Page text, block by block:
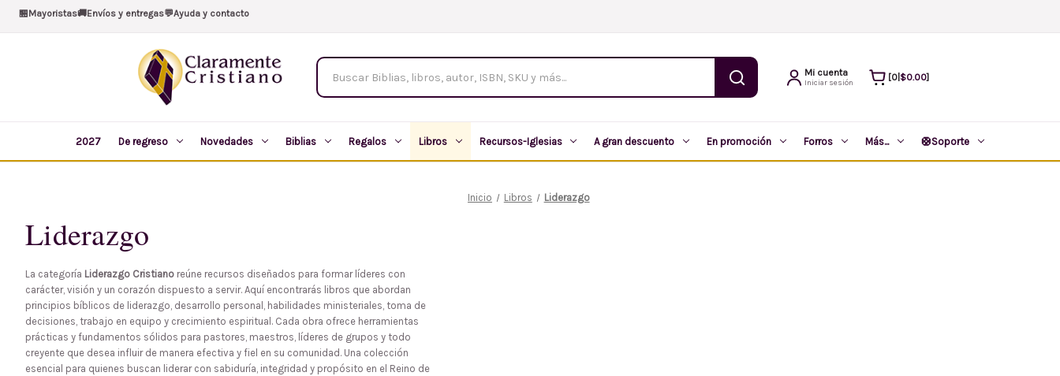
🏪Mayoristas🚚Envíos y entregas💬Ayuda y contacto
Buscar
productos
Mi cuenta
Iniciar sesión 0 $0.00
2027 De regreso Novedades Biblias Regalos Libros Recursos-Iglesias A gran descuento En promoción Forros Más... 🛟Soporte
Inicio Libros Liderazgo
Liderazgo
La categoría Liderazgo Cristiano reúne recursos diseñados para formar líderes con
carácter, visión y un corazón dispuesto a servir. Aquí encontrarás libros que abordan
principios bíblicos de liderazgo, desarrollo personal, habilidades ministeriales, toma de
decisiones, trabajo en equipo y crecimiento espiritual. Cada obra ofrece herramientas
prácticas y fundamentos sólidos para pastores, maestros, líderes de grupos y todo
creyente que desea influir de manera efectiva y fiel en su comunidad. Una colección
esencial para quienes buscan liderar con sabiduría, integridad y propósito en el Reino de